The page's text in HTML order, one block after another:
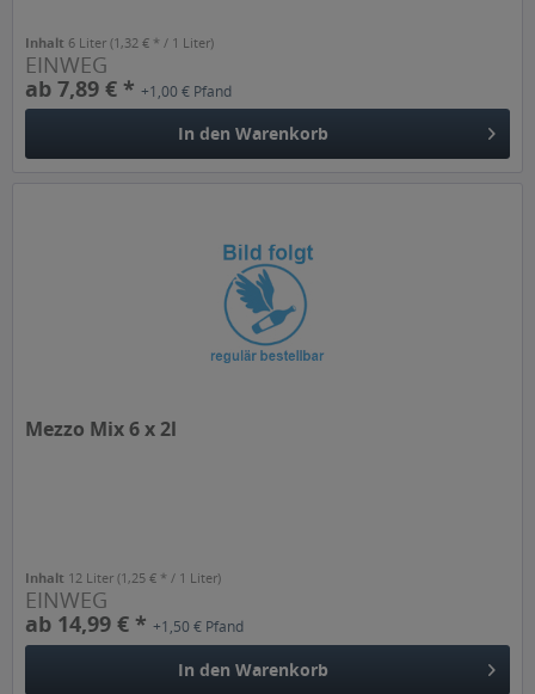
Inhalt 6 Liter(1,32 € * / 1 Liter)
EINWEG
ab 7,89 € *+1,00 € Pfand
In den Warenkorb
Mezzo Mix 6 x 2l
Inhalt 12 Liter(1,25 € * / 1 Liter)
EINWEG
ab 14,99 € *+1,50 € Pfand
In den Warenkorb